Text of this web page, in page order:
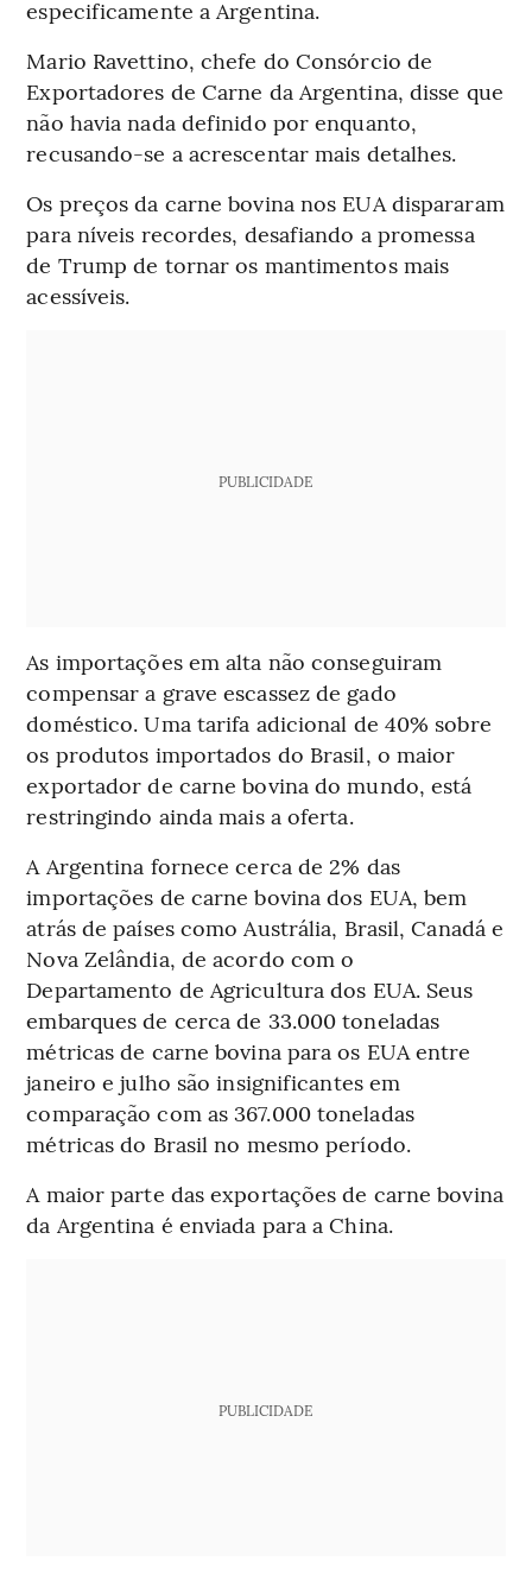
especificamente a Argentina.
Mario Ravettino, chefe do Consórcio de
Exportadores de Carne da Argentina, disse que
não havia nada definido por enquanto,
recusando-se a acrescentar mais detalhes.
Os preços da carne bovina nos EUA dispararam
para níveis recordes, desafiando a promessa
de Trump de tornar os mantimentos mais
acessíveis.
PUBLICIDADE
As importações em alta não conseguiram
compensar a grave escassez de gado
doméstico. Uma tarifa adicional de 40% sobre
os produtos importados do Brasil, o maior
exportador de carne bovina do mundo, está
restringindo ainda mais a oferta.
A Argentina fornece cerca de 2% das
importações de carne bovina dos EUA, bem
atrás de países como Austrália, Brasil, Canadá e
Nova Zelândia, de acordo com o
Departamento de Agricultura dos EUA. Seus
embarques de cerca de 33.000 toneladas
métricas de carne bovina para os EUA entre
janeiro e julho são insignificantes em
comparação com as 367.000 toneladas
métricas do Brasil no mesmo período.
A maior parte das exportações de carne bovina
da Argentina é enviada para a China.
PUBLICIDADE